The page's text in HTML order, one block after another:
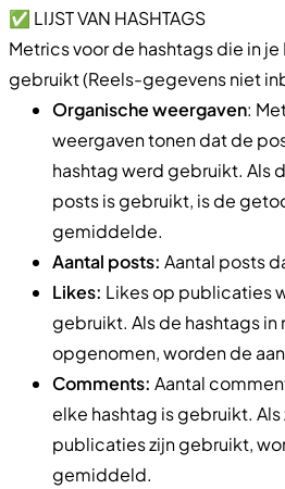
✅ LIJST VAN HASHTAGS
Metrics voor de hashtags die in
gebruikt (Reels-gegevens niet
Organische weergaven:
weergaven tonen dat de
hashtag werd gebruikt. Als
posts is gebruikt, is de
gemiddelde.
Aantal posts: Aantal posts
Likes: Likes op publicaties
gebruikt. Als de hashtags
opgenomen, worden de
Comments: Aantal
elke hashtag is gebruikt.
publicaties zijn gebruikt,
gemiddeld.